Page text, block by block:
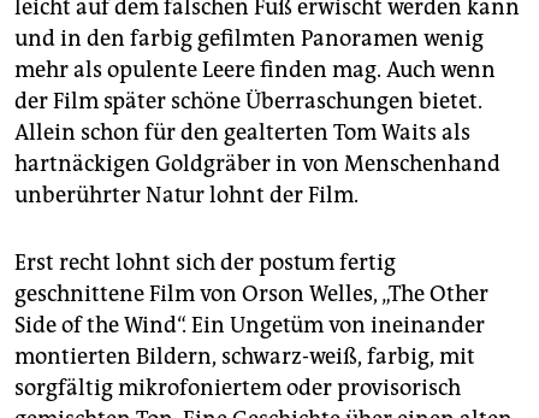
leicht auf dem falschen Fuß erwischt werden kann
und in den farbig gefilmten Panoramen wenig
mehr als opulente Leere finden mag. Auch wenn
der Film später schöne Überraschungen bietet.
Allein schon für den gealterten Tom Waits als
hartnäckigen Goldgräber in von Menschenhand
unberührter Natur lohnt der Film.
Erst recht lohnt sich der postum fertig
geschnittene Film von Orson Welles, „The Other
Side of the Wind“. Ein Ungetüm von ineinander
montierten Bildern, schwarz-weiß, farbig, mit
sorgfältig mikrofoniertem oder provisorisch